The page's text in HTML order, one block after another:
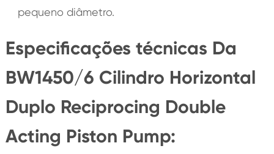
pequeno diâmetro.
Especificações técnicas Da
BW1450/6 Cilindro Horizontal
Duplo Reciprocing Double
Acting Piston Pump: